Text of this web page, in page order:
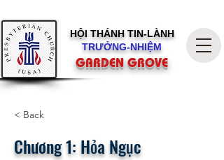
HỘI THÁNH TIN-LÀNH
TRƯỞNG-NHIỆM
GARDEN GROVE
< Back
Chương 1: Hỏa Ngục